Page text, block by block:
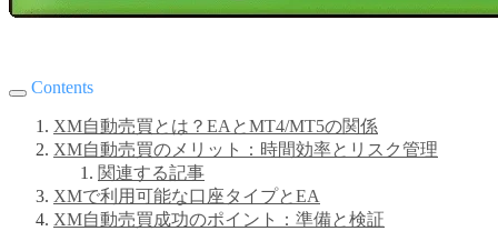
Contents
XM自動売買とは？EAとMT4/MT5の関係
XM自動売買のメリット：時間効率とリスク管理
関連する記事
XMで利用可能な口座タイプとEA
XM自動売買成功のポイント：準備と検証